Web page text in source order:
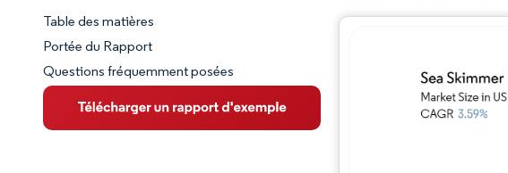
Aperçu du marché
VUE D’ENSEMBLE DU MARCHÉ
Principales tendances du marché
Table des matières
Portée du Rapport
Questions fréquemment posées